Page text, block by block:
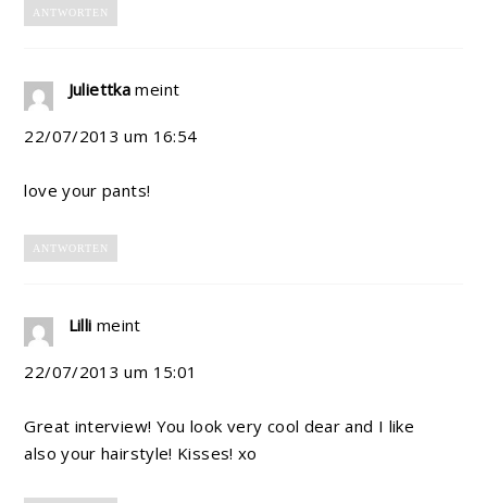
ANTWORTEN
Juliettka meint
22/07/2013 um 16:54
love your pants!
ANTWORTEN
Lilli meint
22/07/2013 um 15:01
Great interview! You look very cool dear and I like
also your hairstyle! Kisses! xo